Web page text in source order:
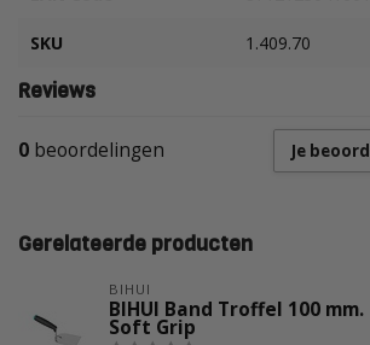
SKU 1.409.70
Reviews
0 beoordelingen Je
Gerelateerde producten
BIHUI
BIHUI Band Troffel 100 mm.
Soft Grip